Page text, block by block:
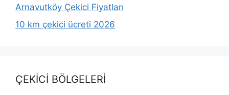
Arnavutköy Çekici Fiyatları
10 km çekici ücreti 2026
ÇEKİCİ BÖLGELERİ